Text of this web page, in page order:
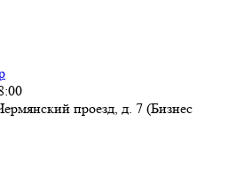
проезд, д. 7 (Бизнес